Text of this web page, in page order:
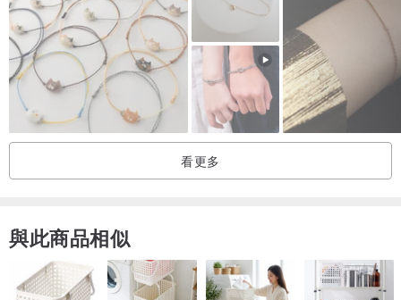
用的產品。
Product Information
/ 材質
 再生日本的線材：金銀線/絲線：京都西陣織
/ 尺寸
內徑 約18 cm x 0.3 cm
※商品皆為手工製成，形狀大小會存在些許差距
看更多
與此商品相似